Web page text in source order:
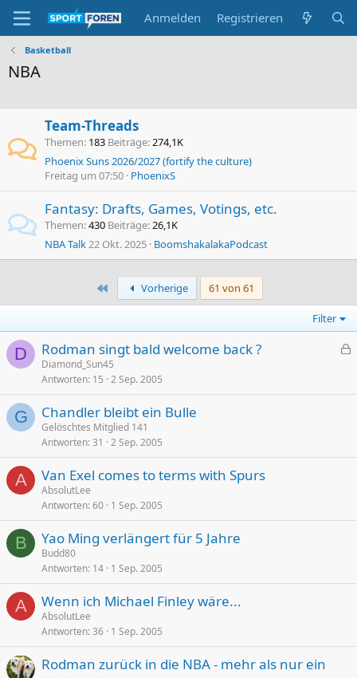
Anmelden Registrieren
Basketball
NBA
Team-Threads
Themen 183 Beiträge 274,1K
Phoenix Suns 2026/2027 (fortify the culture)
Freitag um 07:50 PhoenixS
Fantasy: Drafts, Games, Votings, etc.
Themen 430 Beiträge 26,1K
NBA Talk22 Okt. 2025 BoomshakalakaPodcast
Erste Vorherige 61 von 61
Filter
D
p
Rodman singt bald welcome back ?
Diamond_Sun45
Antworten 15 2 Sep. 2005
G Chandler bleibt ein Bulle
Gelöschtes Mitglied 141
Antworten 31 2 Sep. 2005
A Van Exel comes to terms with Spurs
AbsolutLee
Antworten 60 1 Sep. 2005
B Yao Ming verlängert für 5 Jahre
Budd80
Antworten 14 1 Sep. 2005
A Wenn ich Michael Finley wäre...
AbsolutLee
Antworten 36 1 Sep. 2005
Rodman zurück in die NBA - mehr als nur ein